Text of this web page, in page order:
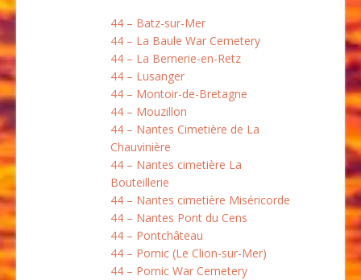
44 – Batz-sur-Mer
44 – La Baule War Cemetery
44 – La Bernerie-en-Retz
44 – Lusanger
44 – Montoir-de-Bretagne
44 – Mouzillon
44 – Nantes Cimetière de La
Chauvinière
44 – Nantes cimetière La
Bouteillerie
44 – Nantes cimetière Miséricorde
44 – Nantes Pont du Cens
44 – Pontchâteau
44 – Pornic (Le Clion-sur-Mer)
44 – Pornic War Cemetery